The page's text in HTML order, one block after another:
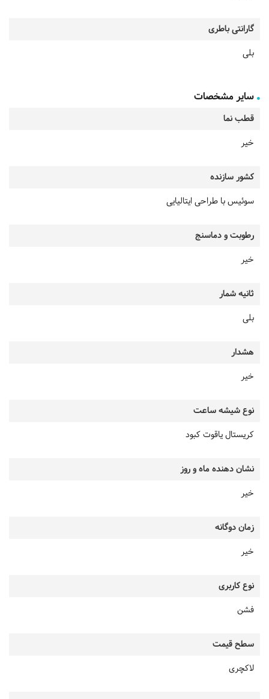
گارانتی باطری
بلی
سایر مشخصات
قطب نما
خیر
کشور سازنده
سوئیس با طراحی ایتالیایی
رطوبت و دماسنج
خیر
ثانیه شمار
بلی
هشدار
خیر
نوع شیشه ساعت
کریستال یاقوت کبود
نشان دهنده ماه و روز
خیر
زمان دوگانه
خیر
نوع کاربری
فشن
سطح قیمت
لاکچری